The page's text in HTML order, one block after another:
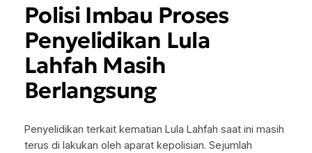
Polisi Imbau Proses
Penyelidikan Lula
Lahfah Masih
Berlangsung
Penyelidikan terkait kematian Lula Lahfah saat ini masih
terus di lakukan oleh aparat kepolisian. Sejumlah